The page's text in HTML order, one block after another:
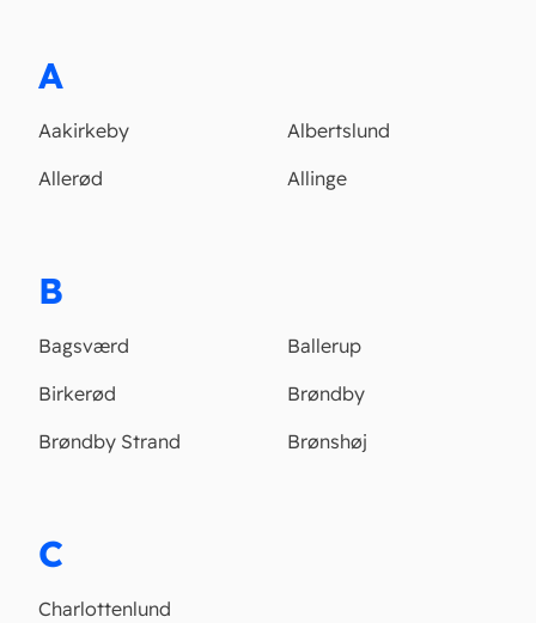
A
Aakirkeby
Albertslund
Allerød
Allinge
B
Bagsværd
Ballerup
Birkerød
Brøndby
Brøndby Strand
Brønshøj
C
Charlottenlund